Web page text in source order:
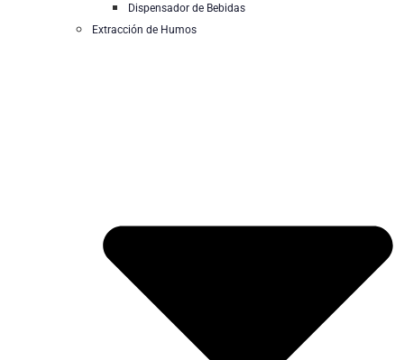
Dispensador de Bebidas
Extracción de Humos